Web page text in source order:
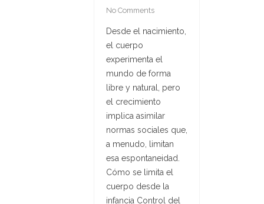
No Comments
Desde el nacimiento,
el cuerpo
experimenta el
mundo de forma
libre y natural, pero
el crecimiento
implica asimilar
normas sociales que,
a menudo, limitan
esa espontaneidad.
Cómo se limita el
cuerpo desde la
infancia Control del